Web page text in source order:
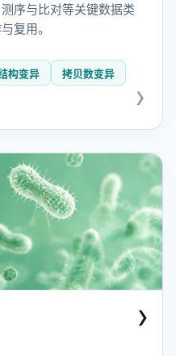
序与比对等关键数据类
复用。
构变异
拷贝数变异
›